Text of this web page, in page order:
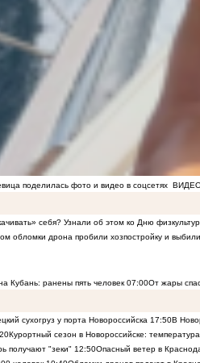
поделилась фото и видео в соцсетях
себя? Узнали об этом ко Дню
обломки дрона пробили хозпостройку и
Кубань: ранены пять человек 07:00От жары
сухогруз у порта Новороссийска 17:50В
Курортный сезон в Новороссийске:
получают "зеки" 12:50Опасный ветер в